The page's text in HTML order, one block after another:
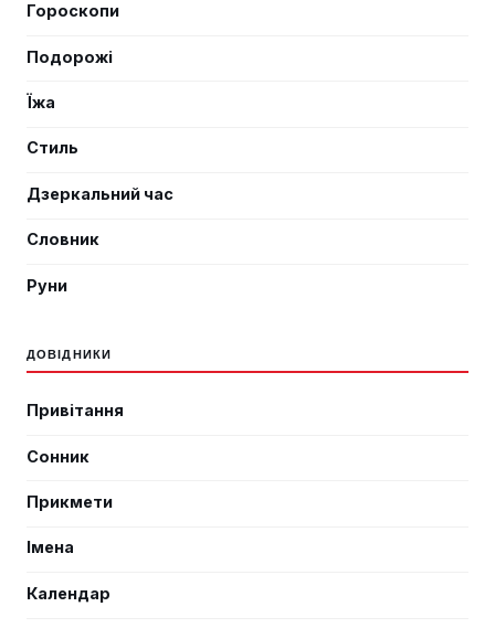
Гороскопи
Подорожі
Їжа
Стиль
Дзеркальний час
Словник
Руни
ДОВІДНИКИ
Привітання
Сонник
Прикмети
Імена
Календар